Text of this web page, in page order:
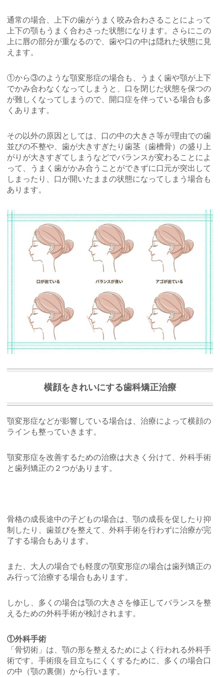
通常の場合、上下の歯がうまく咬み合わさることによって
上下の顎もうまく合わさった状態になります。さらにこの
上に唇の部分が重なるので、歯や口の中は隠れた状態に見
えます。
①から③のような顎変形症の場合も、うまく歯や顎が上下
でかみ合わなくなってしまうと、口を閉じた状態を保つの
が難しくなってしまうので、開口症を伴っている場合も多
くあります。
その以外の原因としては、口の中の大きさ等が理由での歯
並びの不整や、歯が大きすぎたり歯茎（歯槽骨）の盛り上
がりが大きすぎてしまうなどでバランスが変わることによ
って、うまく歯がかみ合うことができずに口元が突出して
しまったり、口が開いたままの状態になってしまう場合も
あります。
横顔をきれいにする歯科矯正治療
顎変形症などが影響している場合は、治療によって横顔の
ラインも整っていきます。
顎変形症を改善するための治療は大きく分けて、外科手術
と歯列矯正の２つがあります。
骨格の成長途中の子どもの場合は、顎の成長を促したり抑
制したり、歯並びを整えて、外科手術を行わずに治療が完
了する場合もあります。
また、大人の場合でも軽度の顎変形症の場合は歯列矯正の
み行って治療する場合もあります。
しかし、多くの場合は顎の大きさを修正してバランスを整
えるための外科手術が検討されます。
①外科手術
「骨切術」は、顎の形を整えるためによく行われる外科手
術です。手術痕を目立ちにくくするために、多くの場合口
の中（顎の裏側）から行います。